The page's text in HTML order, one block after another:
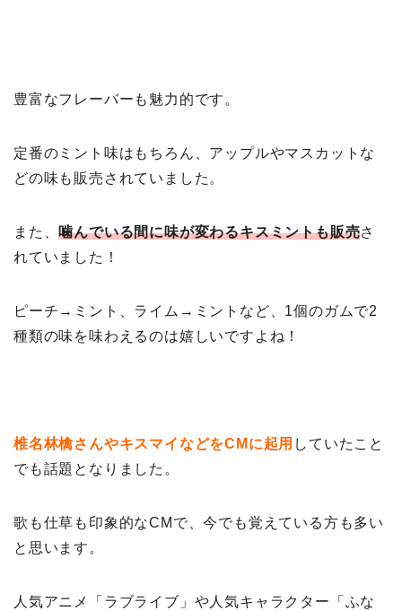
豊富なフレーバーも魅力的です。
定番のミント味はもちろん、アップルやマスカットな
どの味も販売されていました。
また、噛んでいる間に味が変わるキスミントも販売さ
れていました！
ピーチ→ミント、ライム→ミントなど、1個のガムで2
種類の味を味わえるのは嬉しいですよね！
椎名林檎さんやキスマイなどをCMに起用 していたこと
でも話題となりました。
歌も仕草も印象的なCMで、今でも覚えている方も多い
と思います。
人気アニメ「ラブライブ」や人気キャラクター「ふな